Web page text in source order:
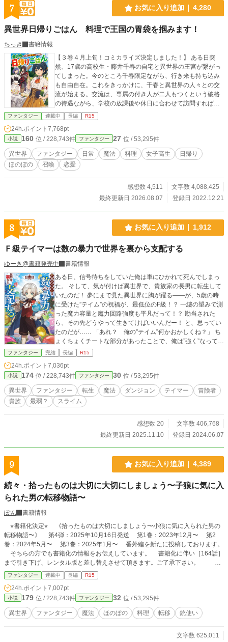
7 お気に入り追加 4,280
異世界日帰りごはん 料理で王国の胃袋を掴みます！
ちっき
書籍情報
【３巻４月上旬！コミカライズ決定しました！】 ある日突
然、17歳の高校生・藤井千春の自宅と異世界の王宮が繋がっ
てしまった。今のところ千春限定ながら、行き来も持ち込み
も自由自在。これをきっかけに、千春と異世界の人々との交
流が始まる。交流は、専属の付き人が二人もつくという破格
の待遇ながら、学校の放課後や休日に合わせて訪問すれば…
ファンタジー 連載中 長編 R15
24h.ポイント 7,768pt
小説 160 位 / 228,743件 ファンタジー 27 位 / 53,295件
異世界 ファンタジー 日常 魔法 料理 女子高生
日帰り
ほのぼの
召喚 恋愛
感想数 4,511
文字数 4,088,425
最終更新日 2026.08.07
登録日 2022.12.21
8 お気に入り追加 1,912
Ｆ級テイマーは数の暴力で世界を裏から支配する
ゆーき@書籍発売中
書籍情報
ある日、信号待ちをしていた俺は車にひかれて死んでしまっ
た。 そして、気が付けば異世界で、貴族家の長男に転生して
いたのだ！ 夢にまで見た異世界に胸が躍る――が、5歳の時
に受けた”テイム”の祝福が、最低位のF級！？ 一縷の望みで測
った魔力容量と魔力回路強度も平凡だって！？ 勘当された
ら、その先どうやって生きてけばいいんだー！ と、思ってい
たのだが…… 「あれ？ 俺の”テイム”何かおかしくね？」 ち
ょくちょくチートな部分があったことで、俺は”強く”なってい
くのであった
ファンタジー 完結 長編 R15
24h.ポイント 7,036pt
小説 174 位 / 228,743件 ファンタジー 30 位 / 53,295件
異世界 ファンタジー 転生 魔法 ダンジョン テイマー
冒険者
貴族
最弱？ スライム
感想数 20
文字数 406,768
最終更新日 2025.11.10
登録日 2024.06.07
9 お気に入り追加 4,389
続々・拾ったものは大切に大切にしましょう〜子狼に気に入
られた男の転移物語〜
ぽん
書籍情報
⭐︎書籍化決定⭐︎ 《拾ったものは大切にしましょう〜小狼に気に入られた男の
転移物語〜》 第4弾：2025年10月16日発送 第1巻：2023年12月〜 第2
巻：2024年5月〜 第3巻：2025年1月〜 番外編を新たに投稿しております。
そちらの方でも書籍化の情報をお伝えしています。 書籍化に伴い［164話］
まで引き下げ、レンタル版と差し替えさせて頂きます。ご了承下さい。 改
稿を入れて読みやすくなっております。 可愛い表紙と挿絵はTAPI岡先生が担
当して下さいました。 書籍版『拾ったものは大切にしましょう〜子狼に気に
入られた男の転移物語〜』を是非ご覧下さい♪ ⭐︎コミカライズ化決定⭐︎ 2024
年8月6日より配信開始 コミカライズならではを是非お楽しみ下さい。 ＝＝＝
＝＝＝＝＝＝＝＝＝＝＝＝＝＝＝ 当作品は続編となります。 まだ、読んで
らっしゃらない方は先に『拾ったものは大切にしましょう〜子狼に気に入られた
れた男の転移物語〜』をご覧下さい。 ＝＝＝＝＝＝＝＝＝＝＝＝＝＝＝＝＝＝
ファンタジー 連載中 長編 R15
24h.ポイント 7,007pt
小説 179 位 / 228,743件 ファンタジー 32 位 / 53,295件
異世界 ファンタジー 魔法 ほのぼの 料理 転移 銃使い
文字数 625,011